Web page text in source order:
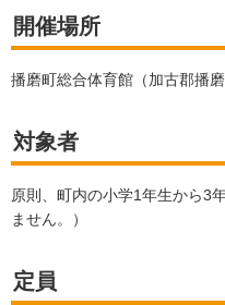
開催場所
播磨町総合体育館（加古郡播
対象者
原則、町内の小学1年生から3
ません。）
定員